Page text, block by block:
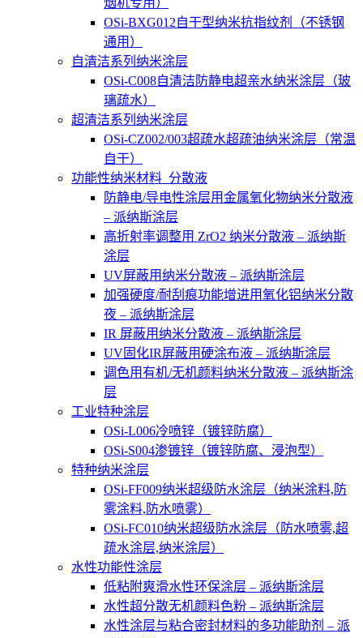
烟机专用）
OSi-BXG012自干型纳米抗指纹剂（不锈钢
通用）
自清洁系列纳米涂层
OSi-C008自清洁防静电超亲水纳米涂层（玻
璃疏水）
超清洁系列纳米涂层
OSi-CZ002/003超疏水超疏油纳米涂层（常温
自干）
功能性纳米材料_分散液
防静电/导电性涂层用金属氧化物纳米分散液
– 派纳斯涂层
高折射率调整用 ZrO2 纳米分散液 – 派纳斯
涂层
UV屏蔽用纳米分散液 – 派纳斯涂层
加强硬度/耐刮痕功能增进用氧化铝纳米分散
夜 – 派纳斯涂层
IR 屏蔽用纳米分散液 – 派纳斯涂层
UV固化IR屏蔽用硬涂布液 – 派纳斯涂层
调色用有机/无机颜料纳米分散液 – 派纳斯涂
层
工业特种涂层
OSi-L006冷喷锌（镀锌防腐）
OSi-S004渗镀锌（镀锌防腐、浸泡型）
特种纳米涂层
OSi-FF009纳米超级防水涂层（纳米涂料,防
雾涂料,防水喷雾）
OSi-FC010纳米超级防水涂层（防水喷雾,超
疏水涂层,纳米涂层）
水性功能性涂层
低粘附爽滑水性环保涂层 – 派纳斯涂层
水性超分散无机颜料色粉 – 派纳斯涂层
水性涂层与粘合密封材料的多功能助剂 – 派